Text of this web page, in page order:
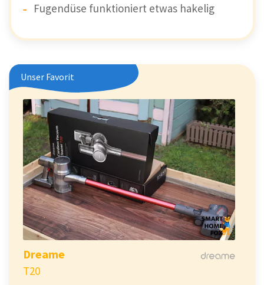
Fugendüse funktioniert etwas hakelig
Unser Favorit
Dreame
T20